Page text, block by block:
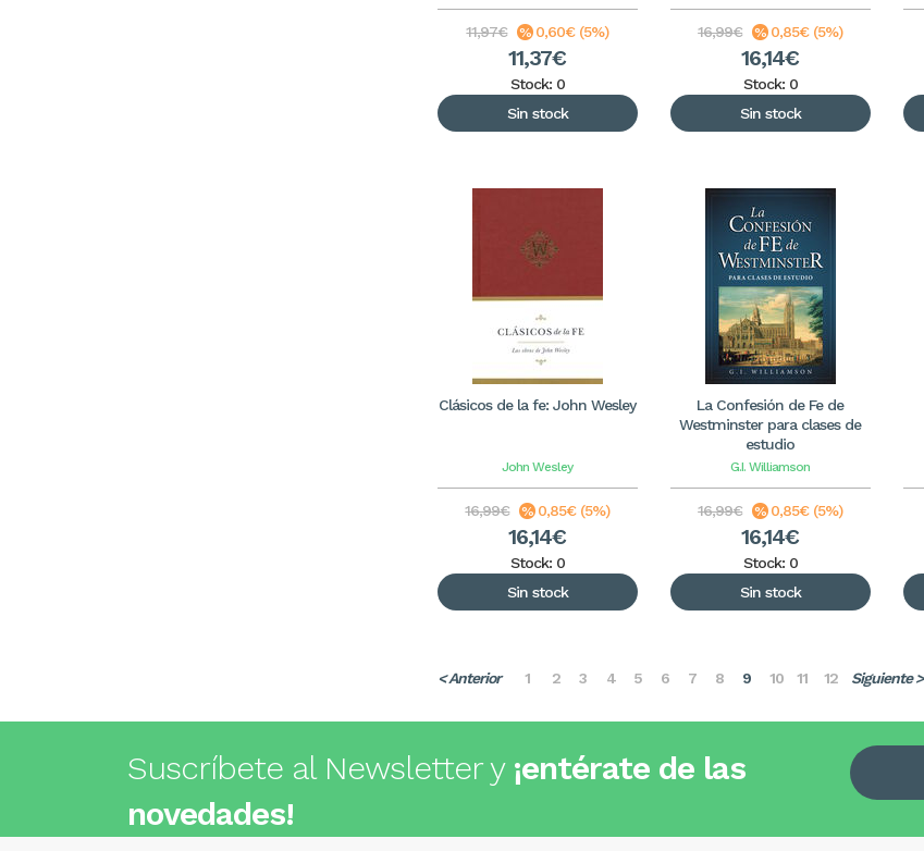
11,97€ 0,60€ (5%)
11,37€
Stock: 0
Sin stock
16,99€ 0,85€ (5%)
16,14€
Stock: 0
Sin stock
Clásicos de la fe: John Wesley
John Wesley
16,99€ 0,85€ (5%)
16,14€
Stock: 0
Sin stock
La Confesión de Fe de
Westminster para clases de
estudio
G.I. Williamson
16,99€ 0,85€ (5%)
16,14€
Stock: 0
Sin stock
< Anterior 1 2 3 4 5 6 7 8 9 10 11 12 Siguiente >
Suscríbete al Newsletter y ¡entérate de las
novedades!